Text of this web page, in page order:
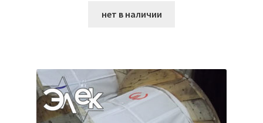
нет в наличии